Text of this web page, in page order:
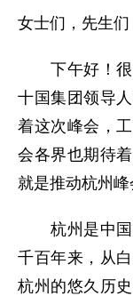
女士们，先生们
下午好！很
十国集团领导
着这次峰会，
会各界也期待
就是推动杭州峰
杭州是中国
千百年来，从
杭州的悠久历